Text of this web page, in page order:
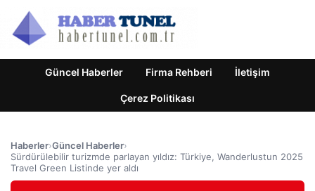
Güncel Haberler Firma Rehberi İletişim
Çerez Politikası
Haberler›Güncel Haberler›
Sürdürülebilir turizmde parlayan yıldız: Türkiye, Wanderlustun 2025
Travel Green Listinde yer aldı